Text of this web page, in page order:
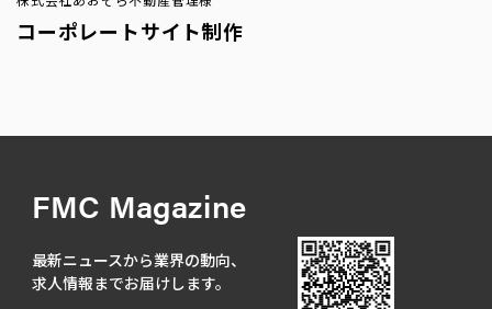
コーポレートサイト制作
FMC Magazine
最新ニュースから業界の動向、
求人情報までお届けします。